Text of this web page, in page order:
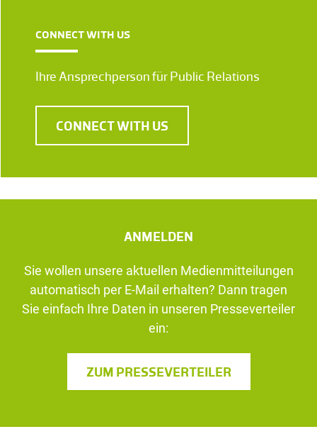
CONNECT WITH US
Ihre Ansprechperson für Public Relations
CONNECT WITH US
ANMELDEN
Sie wollen unsere aktuellen Medienmitteilungen
automatisch per E-Mail erhalten? Dann tragen
Sie einfach Ihre Daten in unseren Presseverteiler
ein:
ZUM PRESSEVERTEILER